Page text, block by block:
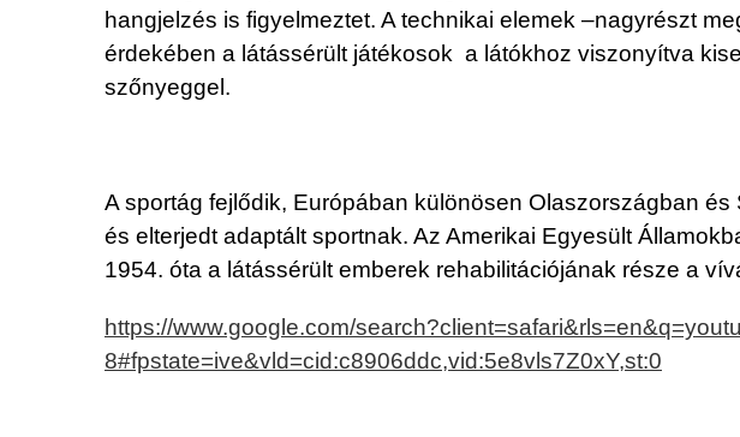
hangjelzés is figyelmeztet. A technikai elemek –nagyrészt
érdekében a látássérült játékosok a látókhoz viszonyítva
szőnyeggel.
A sportág fejlődik, Európában különösen Olaszországban
és elterjedt adaptált sportnak. Az Amerikai Egyesült
1954. óta a látássérült emberek rehabilitációjának része a
https://www.google.com/
8#fpstate=ive&vld=cid:c8906ddc,vid:5e8vls7Z0xY,st:0